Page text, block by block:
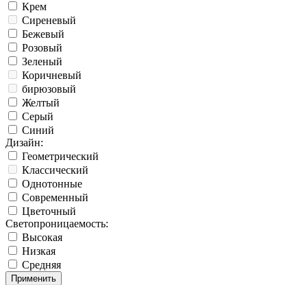
Крем
Сиреневый
Бежевый
Розовый
Зеленый
Коричневый
бирюзовый
Желтый
Серый
Синий
Дизайн:
Геометрический
Классический
Однотонные
Современный
Цветочный
Светопроницаемость:
Высокая
Низкая
Средняя
Применить